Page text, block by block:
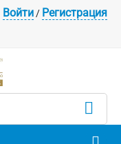
Войти / Регистрация
